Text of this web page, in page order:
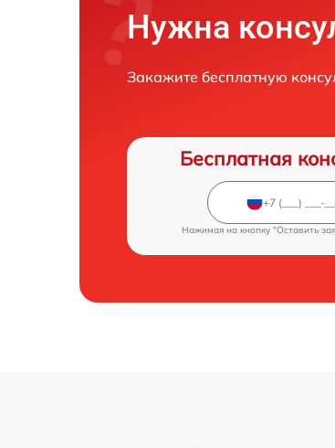
Нужна
Закажите бесплатную
Бесплатная
Нажимая на кнопку "Оставить